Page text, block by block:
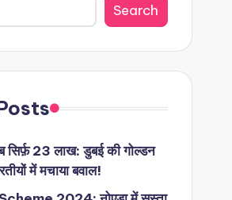
Search
सिर्फ़ 23 लाख: डुबई की गोल्डन
में मचाया बवाल!